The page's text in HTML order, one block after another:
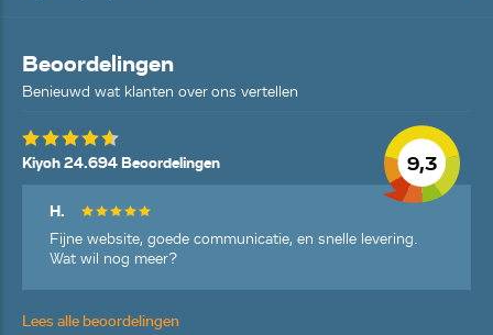
Beoordelingen
Benieuwd wat klanten over ons vertellen
9,3
Kiyoh 24.694 Beoordelingen
H.
Fijne website, goede communicatie, en snelle levering.
Wat wil nog meer?
Lees alle beoordelingen